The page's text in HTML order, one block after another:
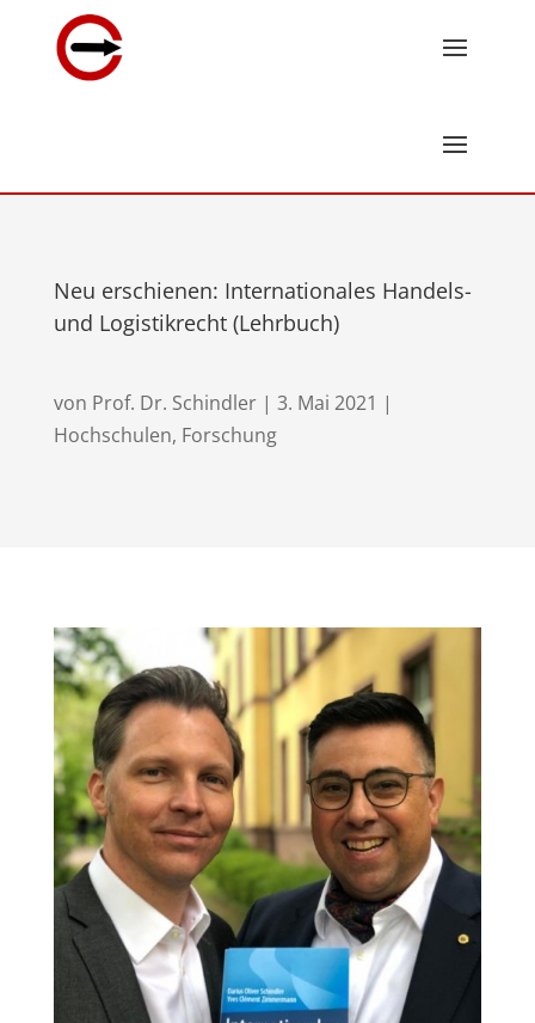
Neu erschienen: Internationales Handels-
und Logistikrecht (Lehrbuch)
von Prof. Dr. Schindler| 3. Mai 2021 |
Hochschulen, Forschung